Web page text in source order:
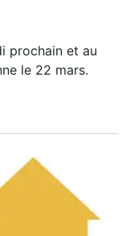
prochain et au
le 22 mars.